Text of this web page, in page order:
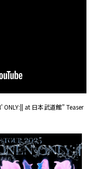
ONLY:|| at 日本武道館” Teaser